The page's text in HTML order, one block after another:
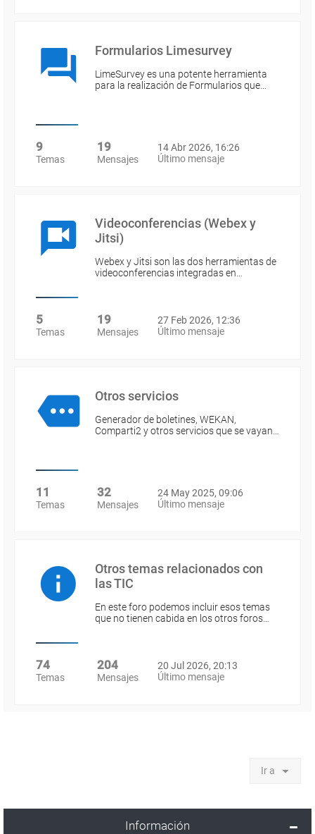
Formularios Limesurvey
LimeSurvey es una potente herramienta
para la realización de Formularios que…
9
Temas
19
Mensajes
14 Abr 2026, 16:26
Último mensaje
Videoconferencias (Webex y
Jitsi)
Webex y Jitsi son las dos herramientas de
videoconferencias integradas en…
5
Temas
19
Mensajes
27 Feb 2026, 12:36
Último mensaje
Otros servicios
Generador de boletines, WEKAN,
Comparti2 y otros servicios que se vayan…
11
Temas
32
Mensajes
24 May 2025, 09:06
Último mensaje
Otros temas relacionados con
las TIC
En este foro podemos incluir esos temas
que no tienen cabida en los otros foros…
74
Temas
204
Mensajes
20 Jul 2026, 20:13
Último mensaje
Ir a
Información